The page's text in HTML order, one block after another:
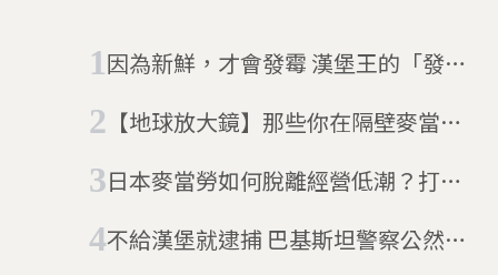
因為新鮮，才會發霉 漢堡王的「發霉
【地球放大鏡】那些你在隔壁麥當勞
日本麥當勞如何脫離經營低潮？打造
高峰
不給漢堡就逮捕 巴基斯坦警察公然勒